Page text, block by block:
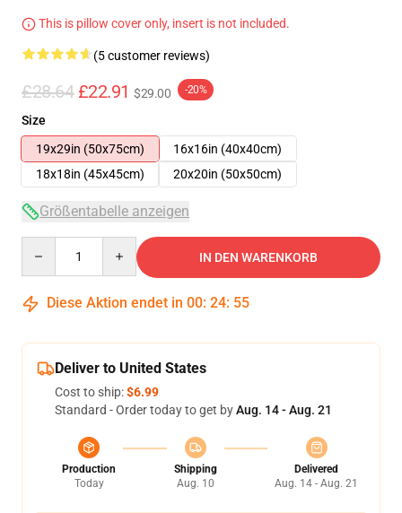
This is pillow cover only, insert is not included.
(5 customer reviews)
£28.64 £22.91 $29.00 -20%
Size
19x29in (50x75cm)
16x16in (40x40cm)
18x18in (45x45cm)
20x20in (50x50cm)
Größentabelle anzeigen
IN DEN WARENKORB
Diese Aktion endet in 00: 24: 54
Deliver to United States
Cost to ship:$6.99
Standard - Order today to get byAug. 14 - Aug. 21
Production
Today
Shipping
Aug. 10
Delivered
Aug. 14 - Aug. 21